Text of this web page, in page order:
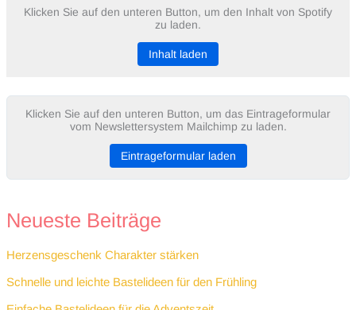
Klicken Sie auf den unteren Button, um den Inhalt von Spotify
zu laden.
Inhalt laden
Klicken Sie auf den unteren Button, um das Eintrageformular
vom Newslettersystem Mailchimp zu laden.
Eintrageformular laden
Neueste Beiträge
Herzensgeschenk Charakter stärken
Schnelle und leichte Bastelideen für den Frühling